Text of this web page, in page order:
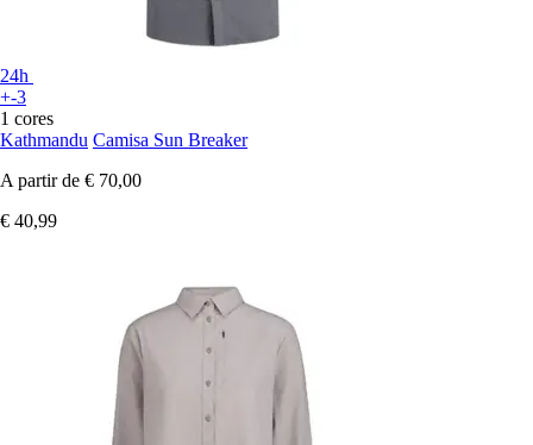
24h
+-3
1 cores
Kathmandu Camisa Sun Breaker
A partir de € 70,00
€ 40,99